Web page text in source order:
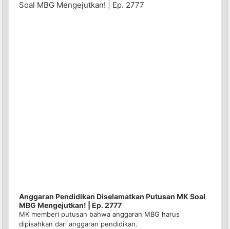
Anggaran Pendidikan Diselamatkan Putusan MK Soal
MBG Mengejutkan! | Ep. 2777
MK memberi putusan bahwa anggaran MBG harus
dipisahkan dari anggaran pendidikan.